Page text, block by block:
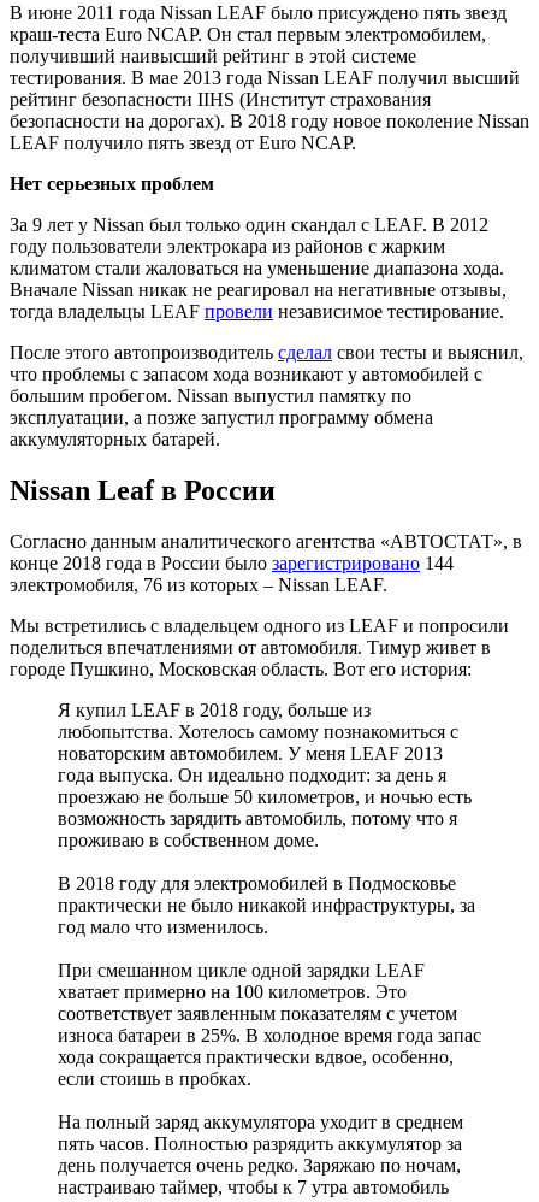
В июне 2011 года Nissan LEAF было присуждено пять звезд
краш-теста Euro NCAP. Он стал первым электромобилем,
получивший наивысший рейтинг в этой системе
тестирования. В мае 2013 года Nissan LEAF получил высший
рейтинг безопасности IIHS (Институт страхования
безопасности на дорогах). В 2018 году новое поколение Nissan
LEAF получило пять звезд от Euro NCAP.
Нет серьезных проблем
За 9 лет у Nissan был только один скандал с LEAF. В 2012
году пользователи электрокара из районов с жарким
климатом стали жаловаться на уменьшение диапазона хода.
Вначале Nissan никак не реагировал на негативные отзывы,
тогда владельцы LEAF провели независимое тестирование.
После этого автопроизводитель сделал свои тесты и выяснил,
что проблемы с запасом хода возникают у автомобилей с
большим пробегом. Nissan выпустил памятку по
эксплуатации, а позже запустил программу обмена
аккумуляторных батарей.
Nissan Leaf в России
Согласно данным аналитического агентства «АВТОСТАТ», в
конце 2018 года в России было зарегистрировано 144
электромобиля, 76 из которых – Nissan LEAF.
Мы встретились с владельцем одного из LEAF и попросили
поделиться впечатлениями от автомобиля. Тимур живет в
городе Пушкино, Московская область. Вот его история:
Я купил LEAF в 2018 году, больше из
любопытства. Хотелось самому познакомиться с
новаторским автомобилем. У меня LEAF 2013
года выпуска. Он идеально подходит: за день я
проезжаю не больше 50 километров, и ночью есть
возможность зарядить автомобиль, потому что я
проживаю в собственном доме.
В 2018 году для электромобилей в Подмосковье
практически не было никакой инфраструктуры, за
год мало что изменилось.
При смешанном цикле одной зарядки LEAF
хватает примерно на 100 километров. Это
соответствует заявленным показателям с учетом
износа батареи в 25%. В холодное время года запас
хода сокращается практически вдвое, особенно,
если стоишь в пробках.
На полный заряд аккумулятора уходит в среднем
пять часов. Полностью разрядить аккумулятор за
день получается очень редко. Заряжаю по ночам,
настраиваю таймер, чтобы к 7 утра автомобиль